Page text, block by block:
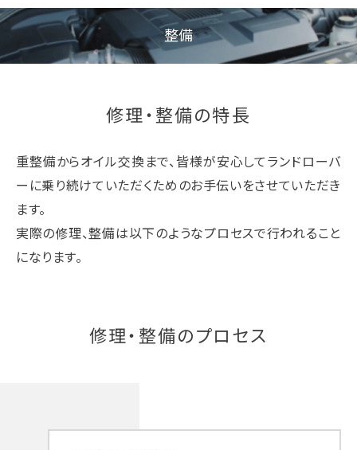
整備
修理・整備の特長
重整備からオイル交換まで、皆様が安心してランドローバ
ーに乗り続けていただくためのお手伝いをさせていただき
ます。
実際の修理、整備は以下のようなプロセスで行われること
になります。
修理・整備のプロセス